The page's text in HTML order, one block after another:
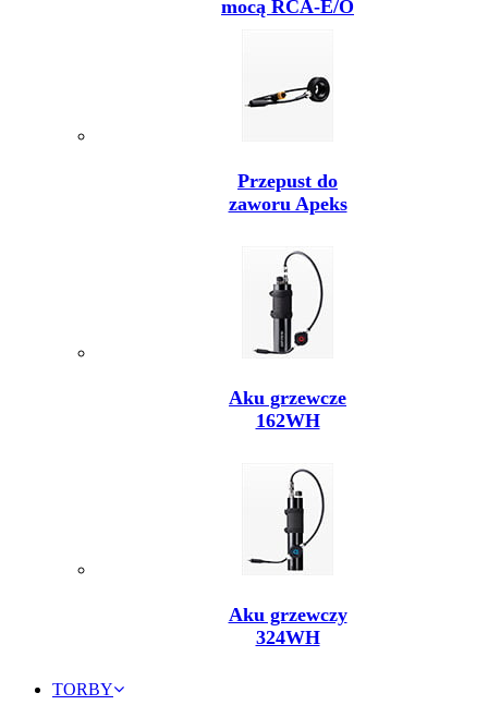
mocą RCA-E/O
Przepust do
zaworu Apeks
Aku grzewcze
162WH
Aku grzewczy
324WH
TORBY